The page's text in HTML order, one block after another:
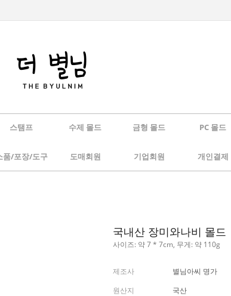
스탬프 수제 몰드 금형 몰드 PC 몰드
품/포장/도구 도매회원 기업회원 개인결제
국내산 장미와나비 몰드
사이즈: 약 7 * 7cm, 무게: 약 110g
제조사
별님아씨 명가
원산지
국산